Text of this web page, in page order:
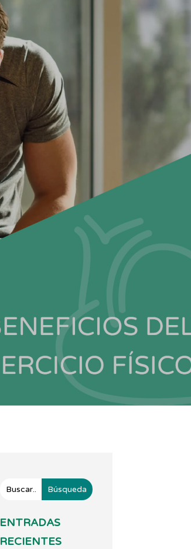
ENTRADAS
RECIENTES